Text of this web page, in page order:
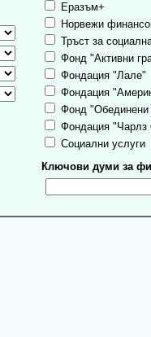
Еразъм+
Норвежи
Тръст за
Фонд "Активни
Фондация "Лале"
Фондация
Фонд "Обединени
Фондация "Чарлз
Социални услуги
Ключови думи за